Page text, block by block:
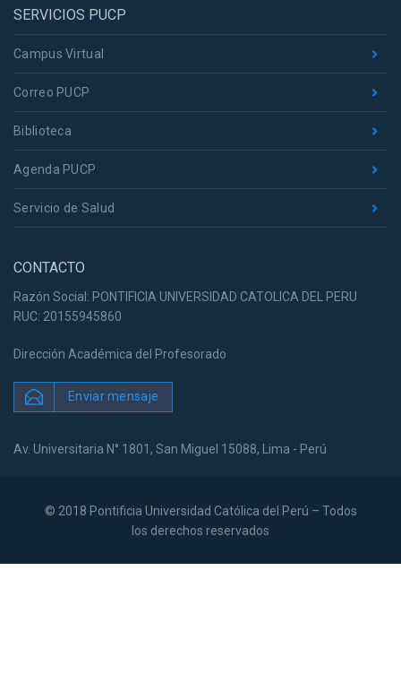
SERVICIOS PUCP
Campus Virtual
Correo PUCP
Biblioteca
Agenda PUCP
Servicio de Salud
CONTACTO
Razón Social: PONTIFICIA UNIVERSIDAD CATOLICA DEL PERU
RUC: 20155945860
Dirección Académica del Profesorado
Enviar mensaje
Av. Universitaria N° 1801, San Miguel 15088, Lima - Perú
© 2018 Pontificia Universidad Católica del Perú – Todos
los derechos reservados